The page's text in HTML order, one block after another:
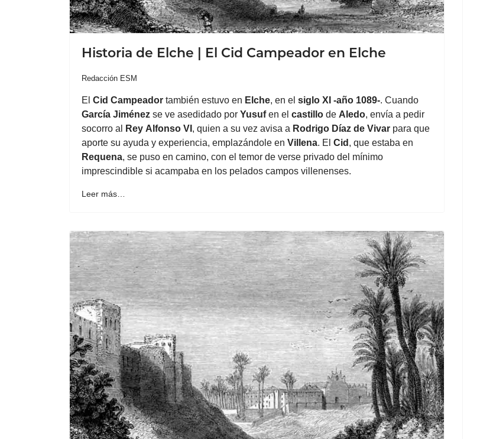
Historia de Elche | El Cid Campeador en Elche
Redacción ESM
El Cid Campeador también estuvo en Elche, en el siglo XI -año 1089-. Cuando
García Jiménez se ve asedidado por Yusufen el castillo de Aledo, envía a pedir
socorro al
Rey Alfonso VI , quien a su vez avisa a Rodrigo Díaz de Vivar para que
aporte su ayuda y experiencia, emplazándole en Villena. El Cid , que estaba en
Requena, se puso en camino, con el temor de verse privado del mínimo
imprescindible si acampaba en los pelados campos villenenses.
Leer más…